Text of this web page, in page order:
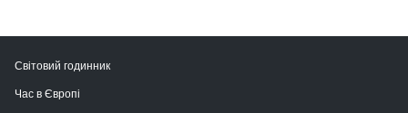
Світовий годинник
Час в Європі